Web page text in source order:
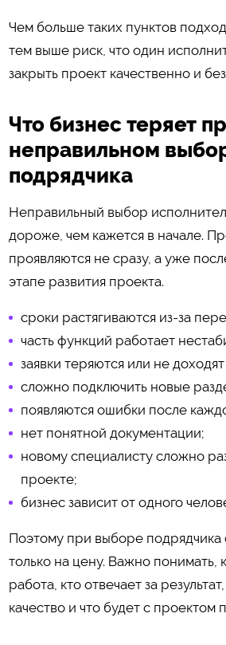
Чем больше таких пунктов
тем выше риск, что один
закрыть проект качественно и
Что бизнес теряет
неправильном
подрядчика
Неправильный выбор
дороже, чем кажется в начале.
проявляются не сразу, а уже
этапе развития проекта.
сроки растягиваются из-за
часть функций работает
заявки теряются или не
сложно подключить новые
появляются ошибки после
нет понятной документации;
новому специалисту сложно
проекте;
бизнес зависит от одного
Поэтому при выборе подрядчика
только на цену. Важно понимать,
работа, кто отвечает за
качество и что будет с проектом